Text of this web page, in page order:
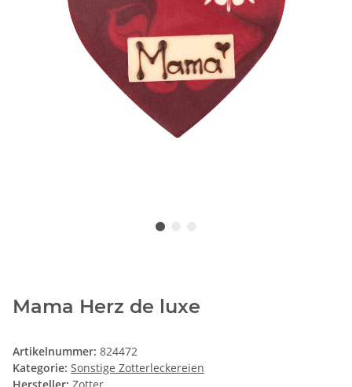
Mama Herz de luxe
Artikelnummer: 824472
Kategorie: Sonstige Zotterleckereien